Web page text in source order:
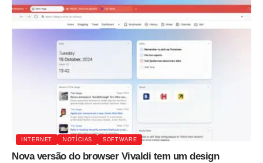
INTERNET NOTÍCIAS SOFTWARE
Nova versão do browser Vivaldi tem um design